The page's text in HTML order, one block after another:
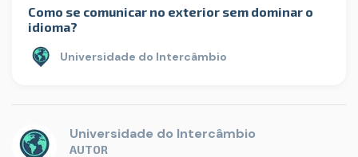
Como se comunicar no exterior sem dominar o
idioma?
Universidade do Intercâmbio
Universidade do Intercâmbio
AUTOR